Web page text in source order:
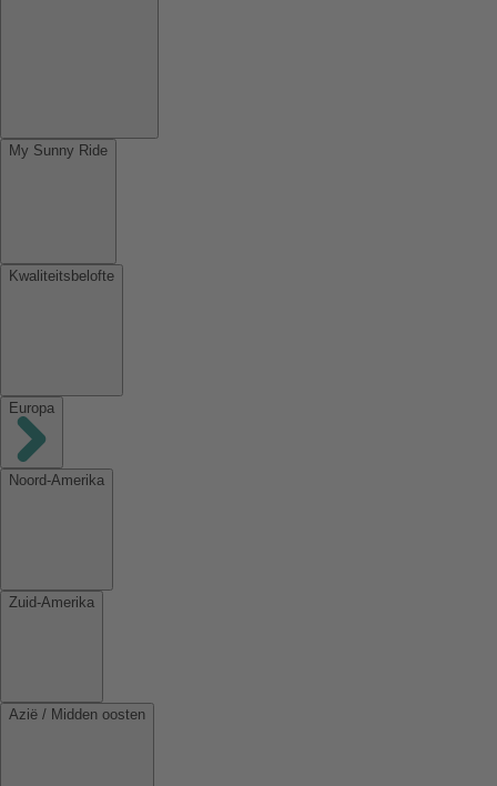
My Sunny Ride
Kwaliteitsbelofte
Europa
Noord-Amerika
Zuid-Amerika
Azië / Midden oosten